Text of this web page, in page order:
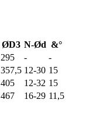
ØD3 N-Ød &°
295 -
-
357,5 12-30 15
405 12-32 15
467 16-29 11,5